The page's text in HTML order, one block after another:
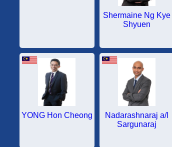
Shermaine Ng Kye
Shyuen
YONG Hon Cheong
Nadarashnaraj a/l
Sargunaraj